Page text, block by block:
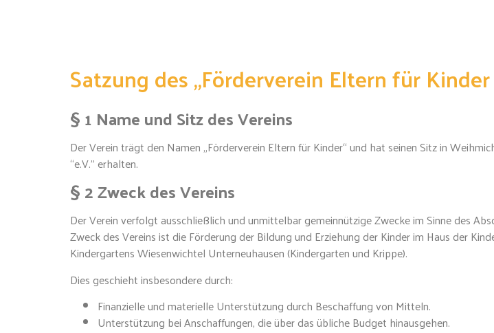
Satzung des „Förderverein Eltern für Kinder
§ 1 Name und Sitz des Vereins
Der Verein trägt den Namen „Förderverein Eltern für Kinder“ und hat seinen Sitz in
“e.V.” erhalten.
§ 2 Zweck des Vereins
Der Verein verfolgt ausschließlich und unmittelbar gemeinnützige Zwecke im Sinne des
Zweck des Vereins ist die Förderung der Bildung und Erziehung der Kinder im Haus der
Kindergartens Wiesenwichtel Unterneuhausen (Kindergarten und Krippe).
Dies geschieht insbesondere durch:
Finanzielle und materielle Unterstützung durch Beschaffung von Mitteln.
Unterstützung bei Anschaffungen, die über das übliche Budget hinausgehen.